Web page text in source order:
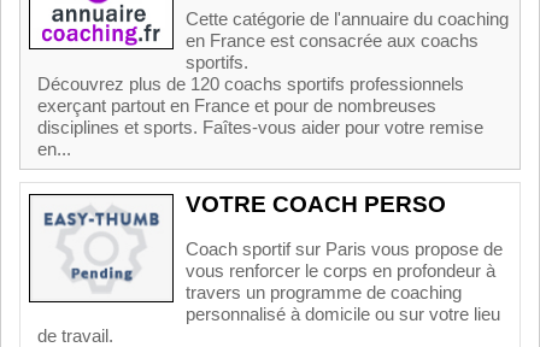
Cette catégorie de l'annuaire du coaching
en France est consacrée aux coachs
sportifs.
Découvrez plus de 120 coachs sportifs professionnels
exerçant partout en France et pour de nombreuses
disciplines et sports. Faîtes-vous aider pour votre remise
en...
VOTRE COACH PERSO
Coach sportif sur Paris vous propose de
vous renforcer le corps en profondeur à
travers un programme de coaching
personnalisé à domicile ou sur votre lieu
de travail.